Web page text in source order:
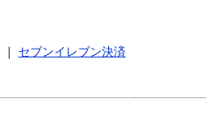
セブンイレブン決済